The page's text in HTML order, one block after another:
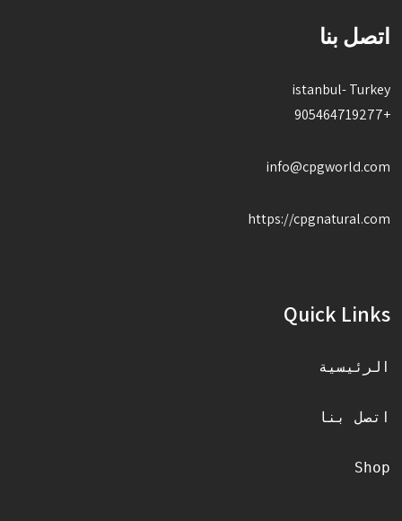
اتصل بنا
istanbul- Turkey
+905464719277
info@cpgworld.com
https://cpgnatural.com
Quick Links
الرئيسية
اتصل بنا
Shop